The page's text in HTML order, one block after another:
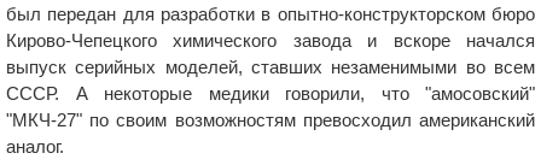
был передан для разработки в опытно-конструкторском бюро
Кирово-Чепецкого химического завода и вскоре начался
выпуск серийных моделей, ставших незаменимыми во всем
СССР. А некоторые медики говорили, что "амосовский"
"МКЧ-27" по своим возможностям превосходил американский
аналог.